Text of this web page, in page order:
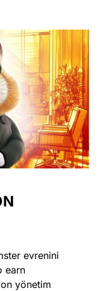
evrenini
earn
yönetim